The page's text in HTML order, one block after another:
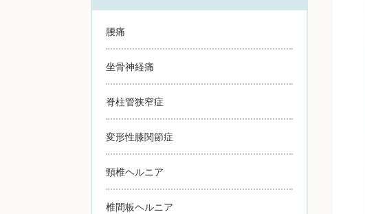
腰痛
坐骨神経痛
脊柱管狭窄症
変形性膝関節症
頸椎ヘルニア
椎間板ヘルニア